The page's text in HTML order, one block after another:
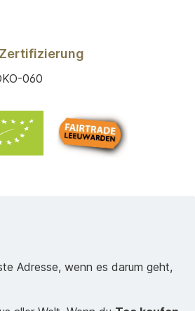
060
Adresse, wenn es darum geht,